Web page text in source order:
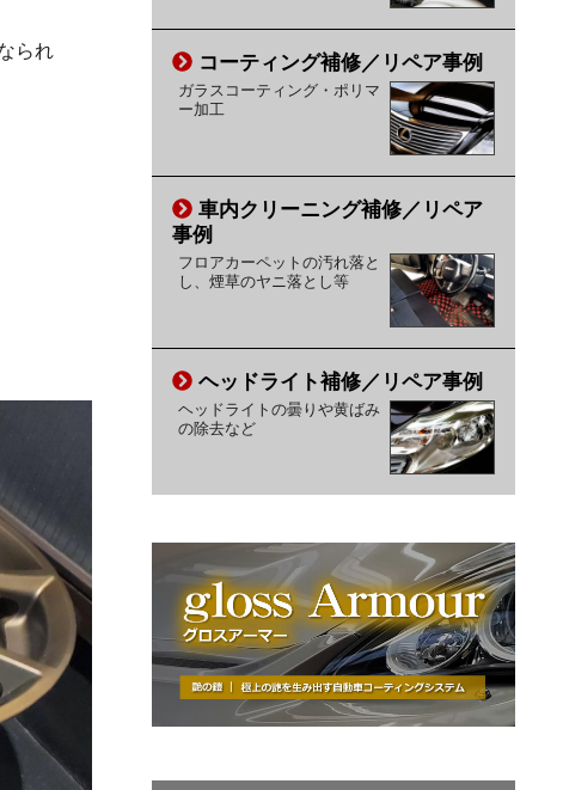
られ
コーティング補修／リペア事例
ガラスコーティング・ポリマ
ー加工
車内クリーニング補修／リペア
事例
フロアカーペットの汚れ落と
し、煙草のヤニ落とし等
ヘッドライト補修／リペア事例
ヘッドライトの曇りや黄ばみ
の除去など